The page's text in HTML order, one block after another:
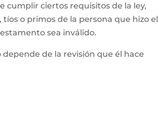
cumplir ciertos requisitos de la ley,
o primos de la persona que hizo el
sea inválido.
de la revisión que él hace